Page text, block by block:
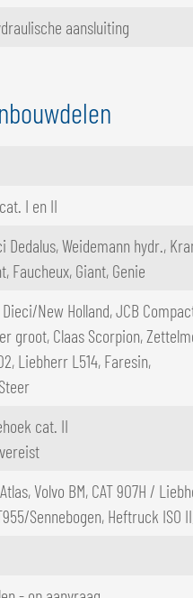
aansluiting
I en II
Dedalus, Weidemann hydr.,
Faucheux, Giant, Genie
Dieci/New Holland, JCB
groot, Claas Scorpion,
Liebherr L514, Faresin,
cat. II
Volvo BM, CAT 907H /
Sennebogen, Heftruck ISO